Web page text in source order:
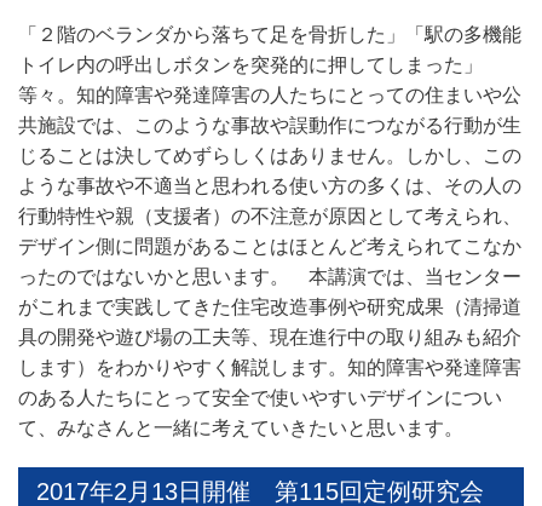
「２階のベランダから落ちて足を骨折した」「駅の多機能
トイレ内の呼出しボタンを突発的に押してしまった」
等々。知的障害や発達障害の人たちにとっての住まいや公
共施設では、このような事故や誤動作につながる行動が生
じることは決してめずらしくはありません。しかし、この
ような事故や不適当と思われる使い方の多くは、その人の
行動特性や親（支援者）の不注意が原因として考えられ、
デザイン側に問題があることはほとんど考えられてこなか
ったのではないかと思います。 本講演では、当センター
がこれまで実践してきた住宅改造事例や研究成果（清掃道
具の開発や遊び場の工夫等、現在進行中の取り組みも紹介
します）をわかりやすく解説します。知的障害や発達障害
のある人たちにとって安全で使いやすいデザインについ
て、みなさんと一緒に考えていきたいと思います。
2017年2月13日開催 第115回定例研究会